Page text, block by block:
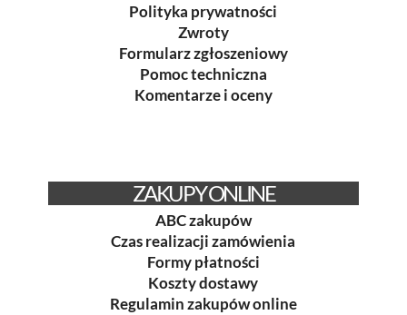
Polityka prywatności
Zwroty
Formularz zgłoszeniowy
Pomoc techniczna
Komentarze i oceny
ZAKUPY ONLINE
ABC zakupów
Czas realizacji zamówienia
Formy płatności
Koszty dostawy
Regulamin zakupów online